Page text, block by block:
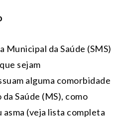
da Saúde (SMS)
sejam
alguma comorbidade
Saúde (MS), como
(veja lista completa